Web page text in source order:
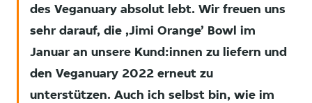
des Veganuary absolut lebt. Wir freuen uns
sehr darauf, die ,Jimi Orange’ Bowl im
Januar an unsere Kund:innen zu liefern und
den Veganuary 2022 erneut zu
unterstützen. Auch ich selbst bin, wie im